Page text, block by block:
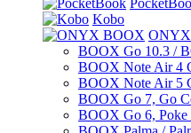
Kobo
BOOX Go 10.3 /
BOOX Note Air 4
BOOX Note Air 5
BOOX Go 7, Go
BOOX Go 6, Poke